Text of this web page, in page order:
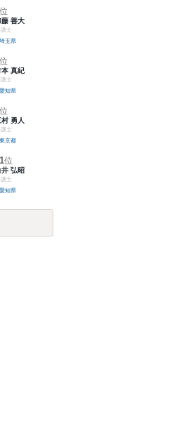
位
藤 善大
護士
埼玉県
位
本 真紀
護士
愛知県
位
村 勇人
護士
東京都
位
井 弘昭
護士
愛知県